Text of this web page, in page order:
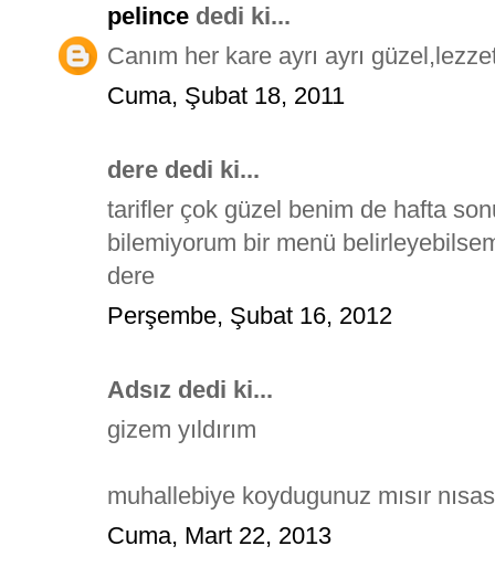
pelince dedi ki...
Canım her kare ayrı ayrı
Cuma, Şubat 18, 2011
dere dedi ki...
tarifler çok güzel benim de hafta
bilemiyorum bir menü
dere
Perşembe, Şubat 16, 2012
Adsız dedi ki...
gizem yıldırım
muhallebiye koydugunuz mısır
Cuma, Mart 22, 2013